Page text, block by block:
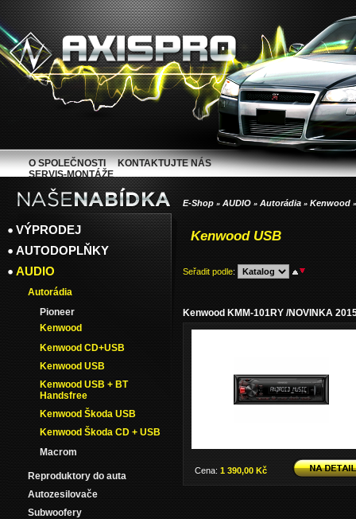
E-Shop » AUDIO » Autorádia » Kenwood
Kenwood USB
Seřadit podle:
Kenwood KMM-101RY /NOVINKA
Cena: 1 390,00 Kč
VÝPRODEJ
AUTODOPLŇKY
AUDIO
Autorádia
Pioneer
Kenwood
Kenwood CD+USB
Kenwood USB
Kenwood USB + BT
Handsfree
Kenwood Škoda USB
Kenwood Škoda CD + USB
Macrom
Reproduktory do auta
Autozesilovače
Subwoofery
O SPOLEČNOSTI
KONTAKTUJTE NÁS
SERVIS-MONTÁŽE